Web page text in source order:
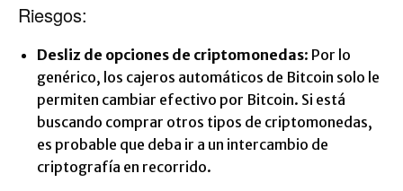
Riesgos:
Desliz de opciones de criptomonedas: Por lo
genérico, los cajeros automáticos de Bitcoin solo le
permiten cambiar efectivo por Bitcoin. Si está
buscando comprar otros tipos de criptomonedas,
es probable que deba ir a un intercambio de
criptografía en recorrido.